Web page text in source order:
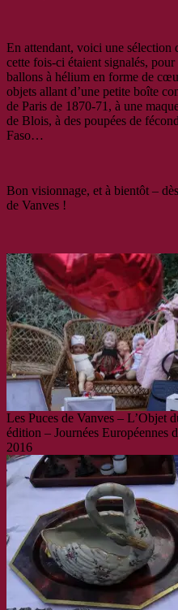
En attendant, voici une
cette fois-ci étaient signalés,
ballons à hélium en forme de
objets allant d’une petite boîte
de Paris de 1870-71, à une
de Blois, à des poupées de
Faso…
Bon visionnage, et à bientôt –
de Vanves !
Les Puces de Vanves – L’Objet
édition – Journées Européennes
2016